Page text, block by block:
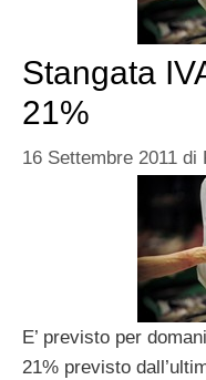
Stangata
21%
16 Settembre 2011 di
E’ previsto per
21% previsto